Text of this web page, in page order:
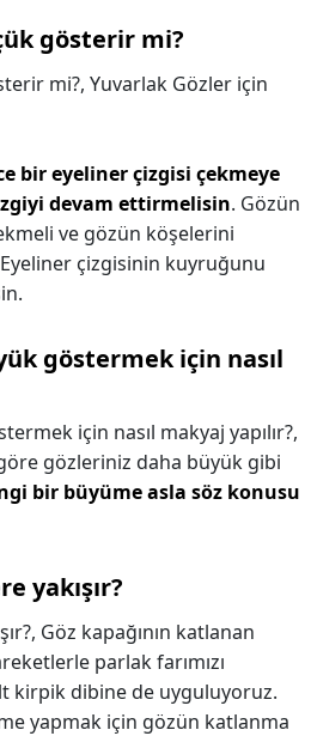
gösterir mi?
mi?, Yuvarlak Gözler için
bir eyeliner çizgisi çekmeye
devam ettirmelisin. Gözün
ve gözün köşelerini
çizgisinin kuyruğunu
göstermek için nasıl
için nasıl makyaj yapılır?,
gözleriniz daha büyük gibi
bir büyüme asla söz konusu
yakışır?
Göz kapağının katlanan
parlak farımızı
kirpik dibine de uyguluyoruz.
yapmak için gözün katlanma